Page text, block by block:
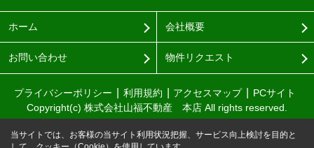
ホーム 会社概要
お問い合わせ 物件リクエスト
プライバシーポリシー 利用規約 アクセスマップ
PCサイト
Copyright(c) 株式会社山福不動産 本店 All rights reserved.
当サイトでは、お客様の当サイト利用状況把握、サービス向上検討を目的と